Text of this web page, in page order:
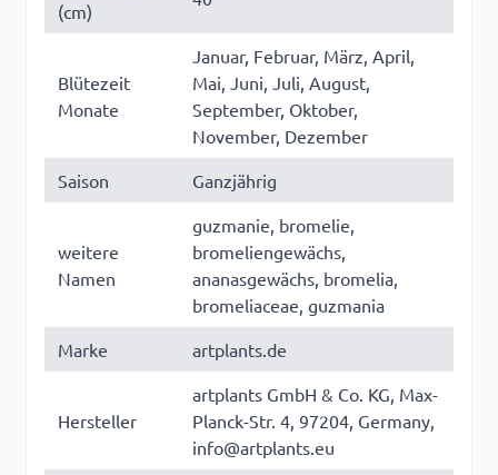
(cm)
Blütezeit
Monate
Januar, Februar, März, April,
Mai, Juni, Juli, August,
September, Oktober,
November, Dezember
Saison
Ganzjährig
weitere
Namen
guzmanie, bromelie,
bromeliengewächs,
ananasgewächs, bromelia,
bromeliaceae, guzmania
Marke
artplants.de
Hersteller
artplants GmbH & Co. KG, Max-
Planck-Str. 4, 97204, Germany,
info@artplants.eu